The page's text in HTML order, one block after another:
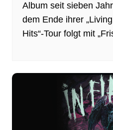
Album seit sieben
dem Ende ihrer
Hits“-Tour folgt mit